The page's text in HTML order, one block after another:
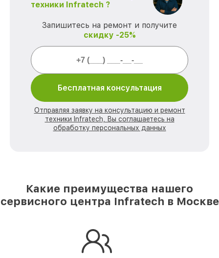
техники Infratech ?
Запишитесь на ремонт и получите
скидку -25%
Бесплатная консультация
Отправляя заявку на консультацию и ремонт
техники Infratech, Вы соглашаетесь на
обработку персональных данных
Какие преимущества нашего
сервисного центра Infratech в Москве